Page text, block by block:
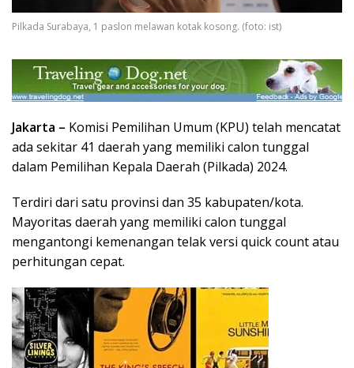
Pilkada Surabaya, 1 paslon melawan kotak kosong. (foto: ist)
Jakarta – Komisi Pemilihan Umum (KPU) telah mencatat
ada sekitar 41 daerah yang memiliki calon tunggal
dalam Pemilihan Kepala Daerah (Pilkada) 2024.
Terdiri dari satu provinsi dan 35 kabupaten/kota.
Mayoritas daerah yang memiliki calon tunggal
mengantongi kemenangan telak versi quick count atau
perhitungan cepat.